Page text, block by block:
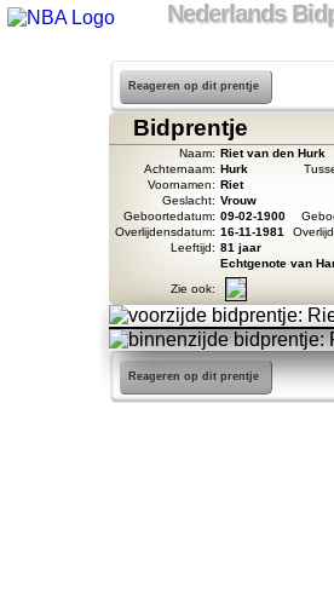
Nederlands
Reageren op dit prentje
Bidprentje
Naam: Riet van den Hurk
Achternaam: Hurk
Voornamen: Riet
Geslacht: Vrouw
Geboortedatum: 09-02-1900
Overlijdensdatum: 16-11-1981
Leeftijd: 81 jaar
Echtgenote van
Zie ook:
Reageren op dit prentje